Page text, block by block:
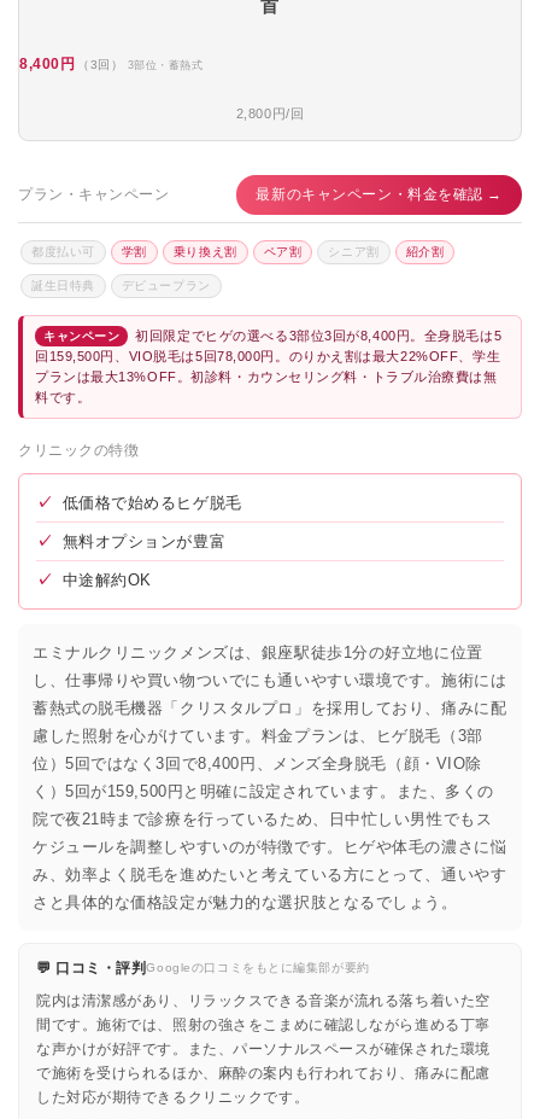
首
8,400円 （3回） 3部位・蓄熱式
2,800円/回
プラン・キャンペーン 最新のキャンペーン・料金を確認 →
都度払い可 学割 乗り換え割 ペア割 シニア割 紹介割
誕生日特典 デビュープラン
キャンペーン
初回限定でヒゲの選べる3部位3回が8,400円。全身脱毛は5
回159,500円、VIO脱毛は5回78,000円。のりかえ割は最大22%OFF、学生
プランは最大13%OFF。初診料・カウンセリング料・トラブル治療費は無
料です。
クリニックの特徴
✓ 低価格で始めるヒゲ脱毛
✓ 無料オプションが豊富
✓ 中途解約OK
エミナルクリニックメンズは、銀座駅徒歩1分の好立地に位置
し、仕事帰りや買い物ついでにも通いやすい環境です。施術には
蓄熱式の脱毛機器「クリスタルプロ」を採用しており、痛みに配
慮した照射を心がけています。料金プランは、ヒゲ脱毛（3部
位）5回ではなく3回で8,400円、メンズ全身脱毛（顔・VIO除
く）5回が159,500円と明確に設定されています。また、多くの
院で夜21時まで診療を行っているため、日中忙しい男性でもス
ケジュールを調整しやすいのが特徴です。ヒゲや体毛の濃さに悩
み、効率よく脱毛を進めたいと考えている方にとって、通いやす
さと具体的な価格設定が魅力的な選択肢となるでしょう。
💬 口コミ・評判Googleの口コミをもとに編集部が要約
院内は清潔感があり、リラックスできる音楽が流れる落ち着いた空
間です。施術では、照射の強さをこまめに確認しながら進める丁寧
な声かけが好評です。また、パーソナルスペースが確保された環境
で施術を受けられるほか、麻酔の案内も行われており、痛みに配慮
した対応が期待できるクリニックです。